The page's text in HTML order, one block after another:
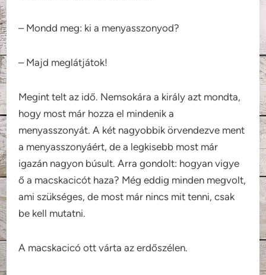
– Mondd meg: ki a menyasszonyod?
– Majd meglátjátok!
Megint telt az idő. Nemsokára a király azt mondta,
hogy most már hozza el mindenik a
menyasszonyát. A két nagyobbik örvendezve ment
a menyasszonyáért, de a legkisebb most már
igazán nagyon búsult. Arra gondolt: hogyan vigye
ő a macskacicót haza? Még eddig minden megvolt,
ami szükséges, de most már nincs mit tenni, csak
be kell mutatni.
A macskacicó ott várta az erdőszélen.